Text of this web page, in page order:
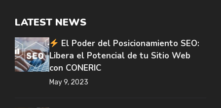
LATEST NEWS
El Poder del Posicionamiento SEO:
Libera el Potencial de tu Sitio Web
con CONERIC
May 9, 2023